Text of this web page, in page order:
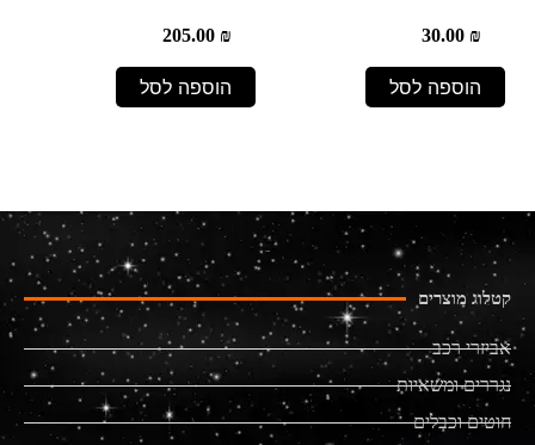
30.00₪
הוספה לסל
205.00₪
הוספה לסל
קטלוג מוצרים
אביזרי רכב
נגררים ומשאיות
חוטים וכבלים